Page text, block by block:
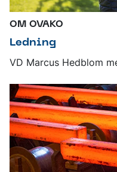
OM OVAKO
Ledning
VD Marcus Hedblom